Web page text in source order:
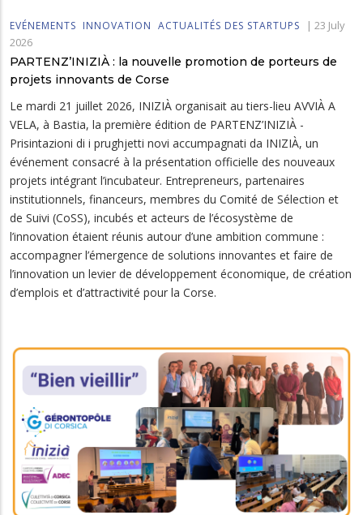
EVÉNEMENTS INNOVATION ACTUALITÉS DES STARTUPS | 23 July
2026
PARTENZ’INIZIÀ : la nouvelle promotion de porteurs de
projets innovants de Corse
Le mardi 21 juillet 2026, INIZIÀ organisait au tiers-lieu AVVIÀ A
VELA, à Bastia, la première édition de PARTENZ’INIZIÀ -
Prisintazioni di i prughjetti novi accumpagnati da INIZIÀ, un
événement consacré à la présentation officielle des nouveaux
projets intégrant l’incubateur. Entrepreneurs, partenaires
institutionnels, financeurs, membres du Comité de Sélection et
de Suivi (CoSS), incubés et acteurs de l’écosystème de
l’innovation étaient réunis autour d’une ambition commune :
accompagner l’émergence de solutions innovantes et faire de
l’innovation un levier de développement économique, de création
d’emplois et d’attractivité pour la Corse.